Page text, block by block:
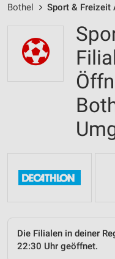
Bothel Sport & Freizeit
Die Filialen in deiner
22:30 Uhr geöffnet.